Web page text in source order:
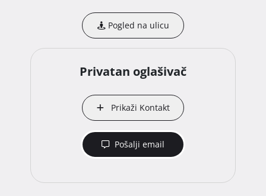
Pogled na ulicu
Privatan oglašivač
Prikaži Kontakt
Pošalji email